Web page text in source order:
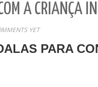
A CRIANÇA
YET
PARA